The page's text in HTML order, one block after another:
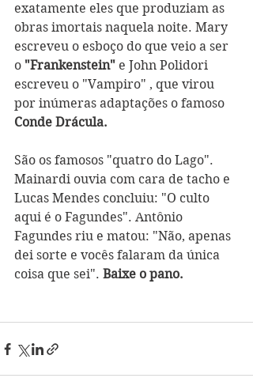
exatamente eles que produziam as
obras imortais naquela noite. Mary
escreveu o esboço do que veio a ser
o "Frankenstein" e John Polidori
escreveu o "Vampiro" , que virou
por inúmeras adaptações o famoso
Conde Drácula.
São os famosos "quatro do Lago".
Mainardi ouvia com cara de tacho e
Lucas Mendes concluiu: "O culto
aqui é o Fagundes". Antônio
Fagundes riu e matou: "Não, apenas
dei sorte e vocês falaram da única
coisa que sei". Baixe o pano.